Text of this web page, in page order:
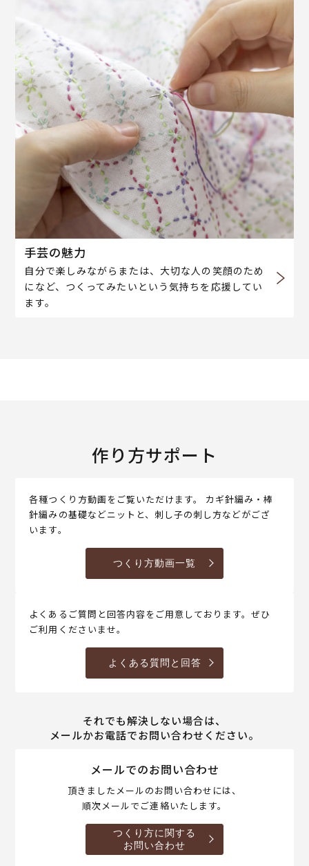
手芸の魅力
自分で楽しみながらまたは、大切な人の笑顔のため
になど、つくってみたいという気持ちを応援してい
ます。
作り方サポート
各種つくり方動画をご覧いただけます。 カギ針編み・棒
針編みの基礎などニットと、刺し子の刺し方などがござ
います。
つくり方動画一覧
よくあるご質問と回答内容をご用意しております。ぜひ
ご利用くださいませ。
よくある質問と回答
それでも解決しない場合は、
メールかお電話でお問い合わせください。
メールでのお問い合わせ
頂きましたメールのお問い合わせには、
順次メールでご連絡いたします。
つくり方に関する
お問い合わせ